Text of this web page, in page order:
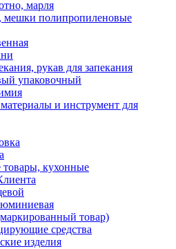
марля
мешки полипропиленовые
рукав для запекания
упаковочный
и инструмент для
товары, кухонные
товар)
средства
изделия